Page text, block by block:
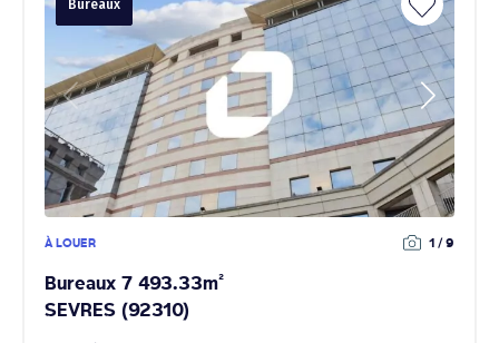
Bureaux
À LOUER 1 / 9
Bureaux 7 493.33m²
SEVRES (92310)